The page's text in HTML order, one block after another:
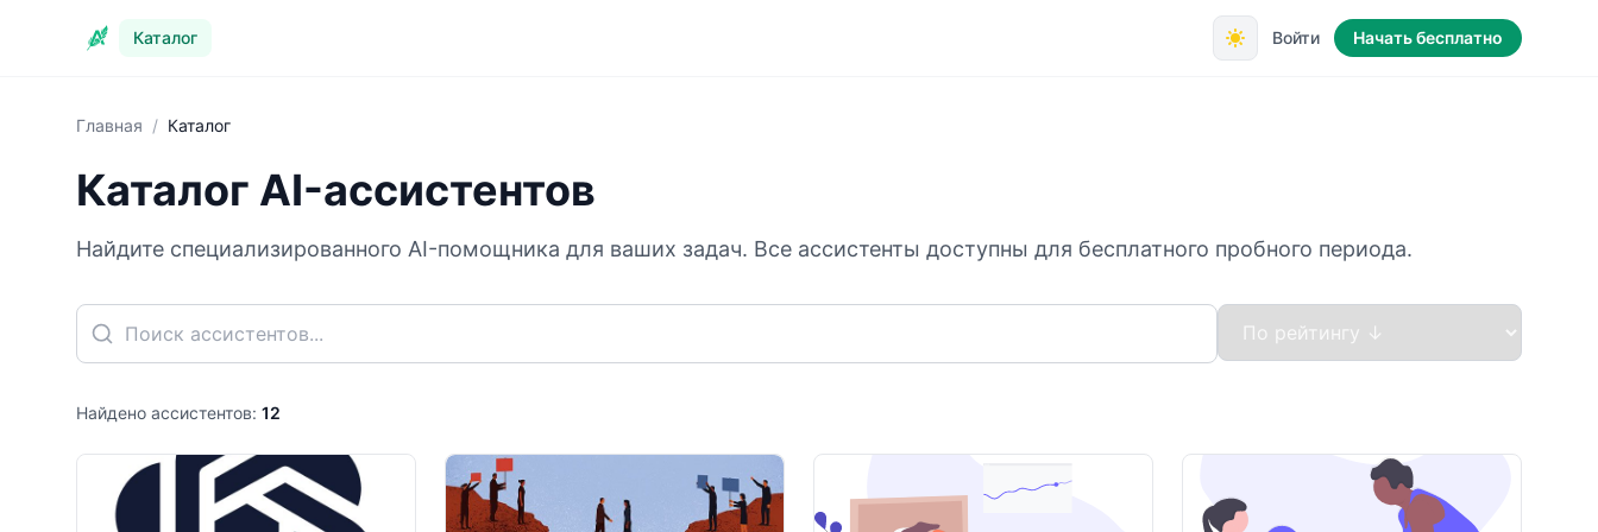
Каталог Войти Начать бесплатно
Главная / Каталог
Каталог AI-ассистентов
Найдите специализированного AI-помощника для ваших задач. Все ассистенты доступны для бесплатного пробного периода.
Найдено ассистентов: 12